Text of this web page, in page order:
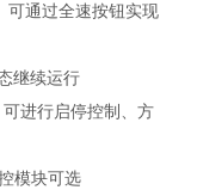
可通过全速按钮实现
继续运行
进行启停控制、方
模块可选